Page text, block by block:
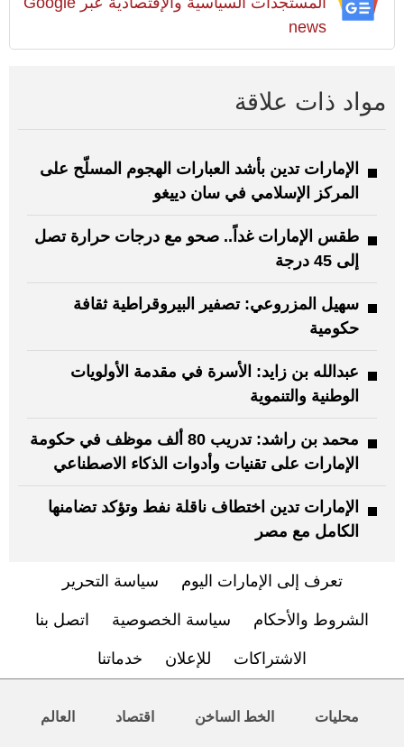
news
مواد ذات علاقة
الإمارات تدين بأشد العبارات الهجوم المسلّح على
المركز الإسلامي في سان دييغو
طقس الإمارات غداً.. صحو مع درجات حرارة تصل
إلى 45 درجة
سهيل المزروعي: تصفير البيروقراطية ثقافة
حكومية
عبدالله بن زايد: الأسرة في مقدمة الأولويات
الوطنية والتنموية
محمد بن راشد: تدريب 80 ألف موظف في حكومة
الإمارات على تقنيات وأدوات الذكاء الاصطناعي
الإمارات تدين اختطاف ناقلة نفط وتؤكد تضامنها
الكامل مع مصر
تعرف إلى الإمارات اليوم سياسة التحرير
الشروط والأحكام سياسة الخصوصية اتصل بنا
الاشتراكات للإعلان خدماتنا
محليات الخط الساخن اقتصاد العالم